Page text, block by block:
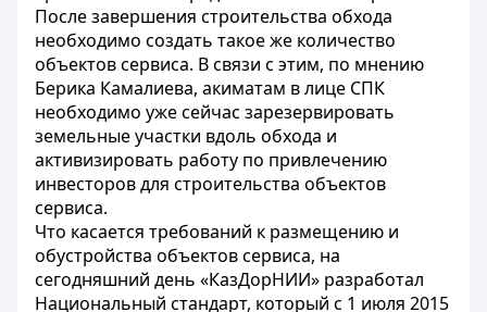
После завершения строительства обхода
необходимо создать такое же количество
объектов сервиса. В связи с этим, по мнению
Берика Камалиева, акиматам в лице СПК
необходимо уже сейчас зарезервировать
земельные участки вдоль обхода и
активизировать работу по привлечению
инвесторов для строительства объектов
сервиса.
Что касается требований к размещению и
обустройства объектов сервиса, на
сегодняшний день «КазДорНИИ» разработал
Национальный стандарт, который с 1 июля 2015